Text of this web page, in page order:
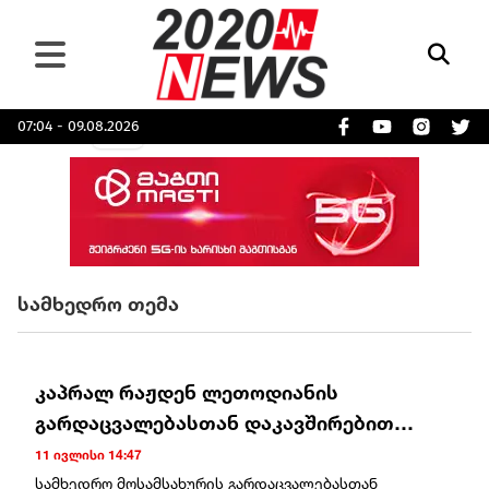
07:04 - 09.08.2026
სამხედრო თემა
კაპრალ რაჟდენ ლეთოდიანის
გარდაცვალებასთან დაკავშირებით
გამოძიება დაიწყო
11 ივლისი 14:47
სამხედრო მოსამსახურის გარდაცვალებასთან